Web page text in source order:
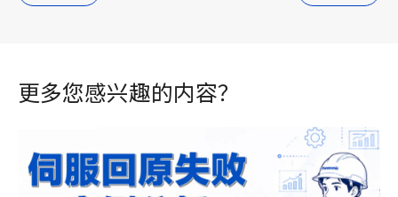
更多您感兴趣的内容？